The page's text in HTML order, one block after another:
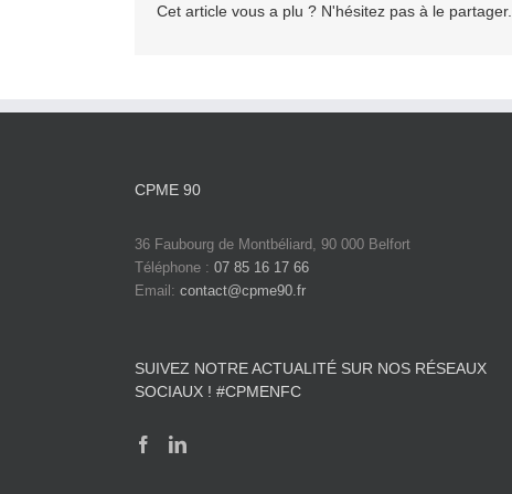
Cet article vous a plu ? N'hésitez pas à le partager.
CPME 90
36 Faubourg de Montbéliard, 90 000 Belfort
Téléphone : 07 85 16 17 66
Email: contact@cpme90.fr
SUIVEZ NOTRE ACTUALITÉ SUR NOS RÉSEAUX
SOCIAUX ! #CPMENFC